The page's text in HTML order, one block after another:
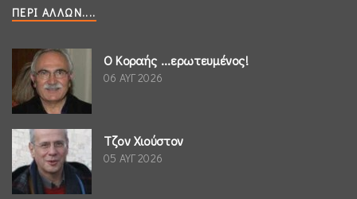
ΠΕΡΊ ΆΛΛΩΝ....
Ο Κοραής ...ερωτευμένος!
06 ΑΥΓ 2026
Τζον Χιούστον
05 ΑΥΓ 2026